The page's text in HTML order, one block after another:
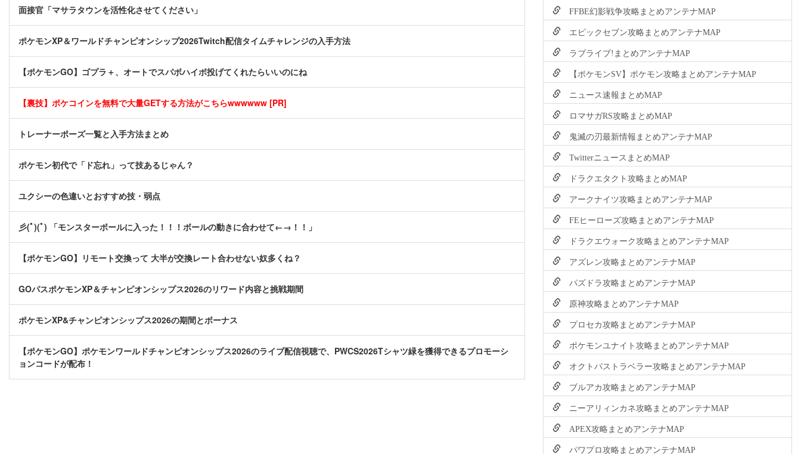
面接官「マサラタウンを活性化させてください」
ポケモンXP＆ワールドチャンピオンシップ2026Twitch配信タイムチャレンジの入手方法
【ポケモンGO】ゴプラ＋、オートでスパボハイボ投げてくれたらいいのにね
【裏技】ポケコインを無料で大量GETする方法がこちらwwwwww [PR]
トレーナーポーズ一覧と入手方法まとめ
ポケモン初代で「ド忘れ」って技あるじゃん？
ユクシーの色違いとおすすめ技・弱点
彡(ﾟ)(ﾟ) 「モンスターボールに入った！！！ボールの動きに合わせて←→！！」
【ポケモンGO】リモート交換って 大半が交換レート合わせない奴多くね？
GOパスポケモンXP＆チャンピオンシップス2026のリワード内容と挑戦期間
ポケモンXP&チャンピオンシップス2026の期間とボーナス
【ポケモンGO】ポケモンワールドチャンピオンシップス2026のライブ配信視聴で、PWCS2026Tシャツ緑を獲得できるプロモーシ
ョンコードが配布！
FFBE幻影戦争攻略まとめアンテナMAP
エピックセブン攻略まとめアンテナMAP
ラブライブ!まとめアンテナMAP
【ポケモンSV】ポケモン攻略まとめアンテナMAP
ニュース速報まとめMAP
ロマサガRS攻略まとめMAP
鬼滅の刃最新情報まとめアンテナMAP
TwitterニュースまとめMAP
ドラクエタクト攻略まとめMAP
アークナイツ攻略まとめアンテナMAP
FEヒーローズ攻略まとめアンテナMAP
ドラクエウォーク攻略まとめアンテナMAP
アズレン攻略まとめアンテナMAP
パズドラ攻略まとめアンテナMAP
原神攻略まとめアンテナMAP
プロセカ攻略まとめアンテナMAP
ポケモンユナイト攻略まとめアンテナMAP
オクトパストラベラー攻略まとめアンテナMAP
ブルアカ攻略まとめアンテナMAP
ニーアリィンカネ攻略まとめアンテナMAP
APEX攻略まとめアンテナMAP
パワプロ攻略まとめアンテナMAP